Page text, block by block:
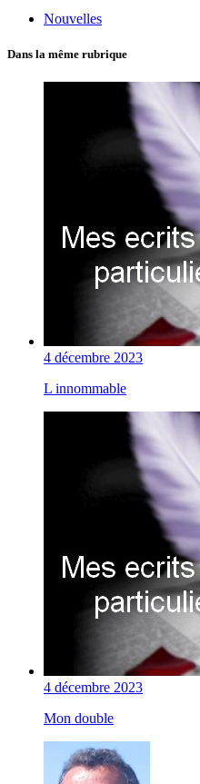
Nouvelles
Dans la même rubrique
4 décembre 2023
L innommable
4 décembre 2023
Mon double